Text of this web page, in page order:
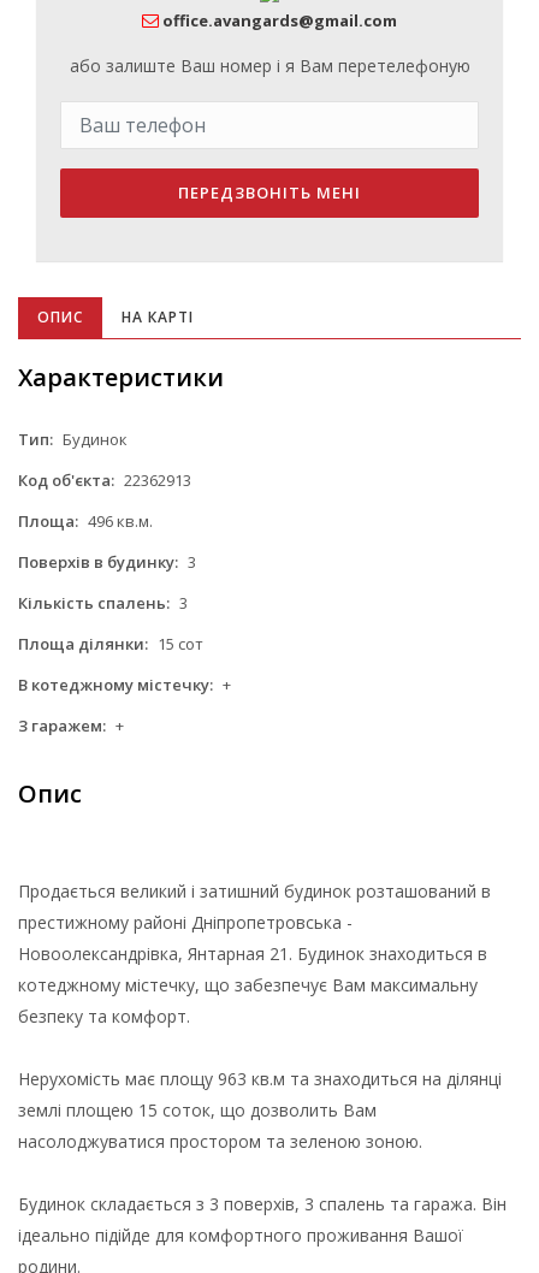
office.avangards@gmail.com
або залиште Ваш номер і я Вам перетелефоную
ПЕРЕДЗВОНІТЬ МЕНІ
ОПИС НА КАРТІ
Характеристики
Тип: Будинок
Код об'єкта: 22362913
Площа: 496 кв.м.
Поверхів в будинку: 3
Кількість спалень: 3
Площа ділянки: 15 сот
В котеджному містечку: +
З гаражем: +
Опис
Продається великий і затишний будинок розташований в
престижному районі Дніпропетровська -
Новоолександрівка, Янтарная 21. Будинок знаходиться в
котеджному містечку, що забезпечує Вам максимальну
безпеку та комфорт.
Нерухомість має площу 963 кв.м та знаходиться на ділянці
землі площею 15 соток, що дозволить Вам
насолоджуватися простором та зеленою зоною.
Будинок складається з 3 поверхів, 3 спалень та гаража. Він
ідеально підійде для комфортного проживання Вашої
родини.